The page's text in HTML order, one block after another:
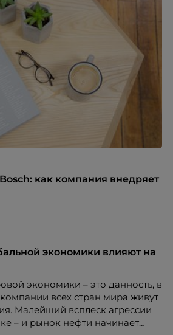
как компания внедряет
экономики влияют на
экономики – это данность, в
всех стран мира живут
Малейший всплеск агрессии
– и рынок нефти начинает